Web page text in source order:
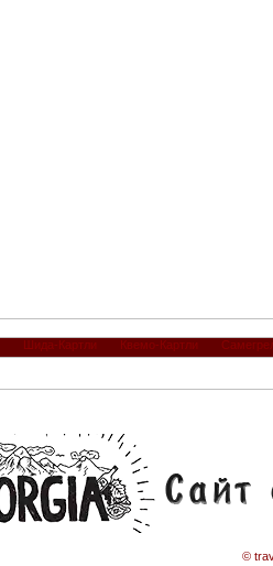
Шида-Картли Квемо-Картли
©